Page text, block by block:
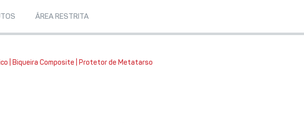
ÁREA RESTRITA
| Biqueira Composite | Protetor de Metatarso